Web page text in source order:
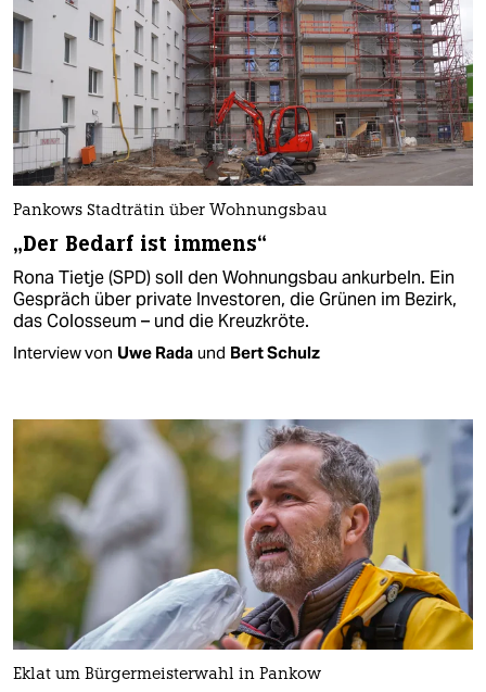
Pankows Stadträtin über Wohnungsbau
„Der Bedarf ist immens“
Rona Tietje (SPD) soll den Wohnungsbau ankurbeln. Ein
Gespräch über private Investoren, die Grünen im Bezirk,
das Colosseum – und die Kreuzkröte.
Interview von Uwe Rada und Bert Schulz
Eklat um Bürgermeisterwahl in Pankow